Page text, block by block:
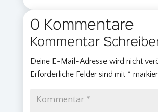
0 Kommentare
Kommentar
Deine E-Mail-Adresse wird nicht
Erforderliche Felder sind mit *